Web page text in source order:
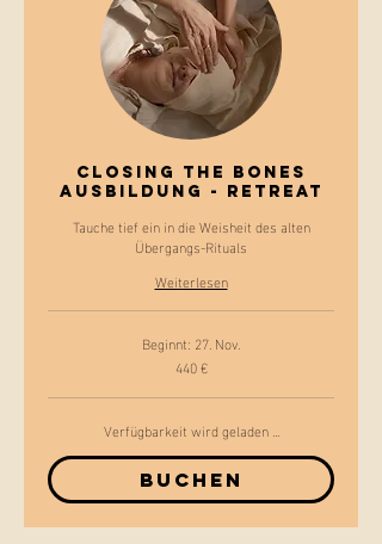
Closing the Bones
Ausbildung - Retreat
Tauche tief ein in die Weisheit des alten
Übergangs-Rituals
Weiterlesen
Beginnt: 27. Nov.
440 €
Verfügbarkeit wird geladen ...
Buchen